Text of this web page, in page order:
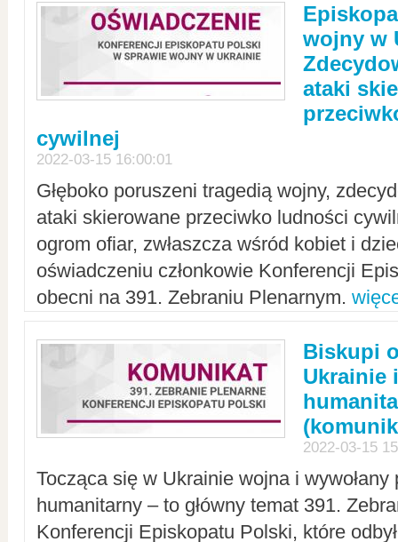
wojny w
ataki
cywilnej
2022-03-15 16:00:01
Głęboko poruszeni tragedią wojny,
ataki skierowane przeciwko ludności
ogrom ofiar, zwłaszcza wśród kobiet i
oświadczeniu członkowie Konferencji
obecni na 391. Zebraniu Plenarnym.
Biskupi
Ukrainie
2022-03-15
Tocząca się w Ukrainie wojna i
humanitarny – to główny temat 391.
Konferencji Episkopatu Polski, które